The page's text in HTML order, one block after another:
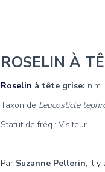
ROSELIN À
Roselin à tête grise:
Taxon de Leucosticte
Statut de fréq.: Visiteur.
Par Suzanne Pellerin, il y